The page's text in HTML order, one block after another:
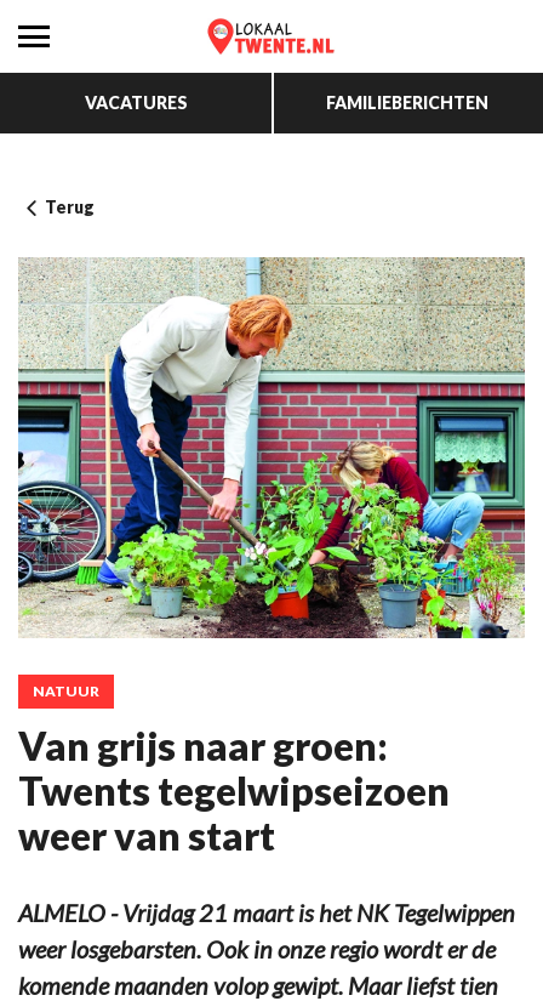
VACATURES FAMILIEBERICHTEN
Terug
NATUUR
Van grijs naar groen:
Twents tegelwipseizoen
weer van start
ALMELO - Vrijdag 21 maart is het NK Tegelwippen
weer losgebarsten. Ook in onze regio wordt er de
komende maanden volop gewipt. Maar liefst tien